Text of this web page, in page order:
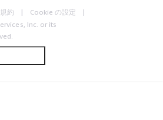
約
Cookie の設定
Inc. or its